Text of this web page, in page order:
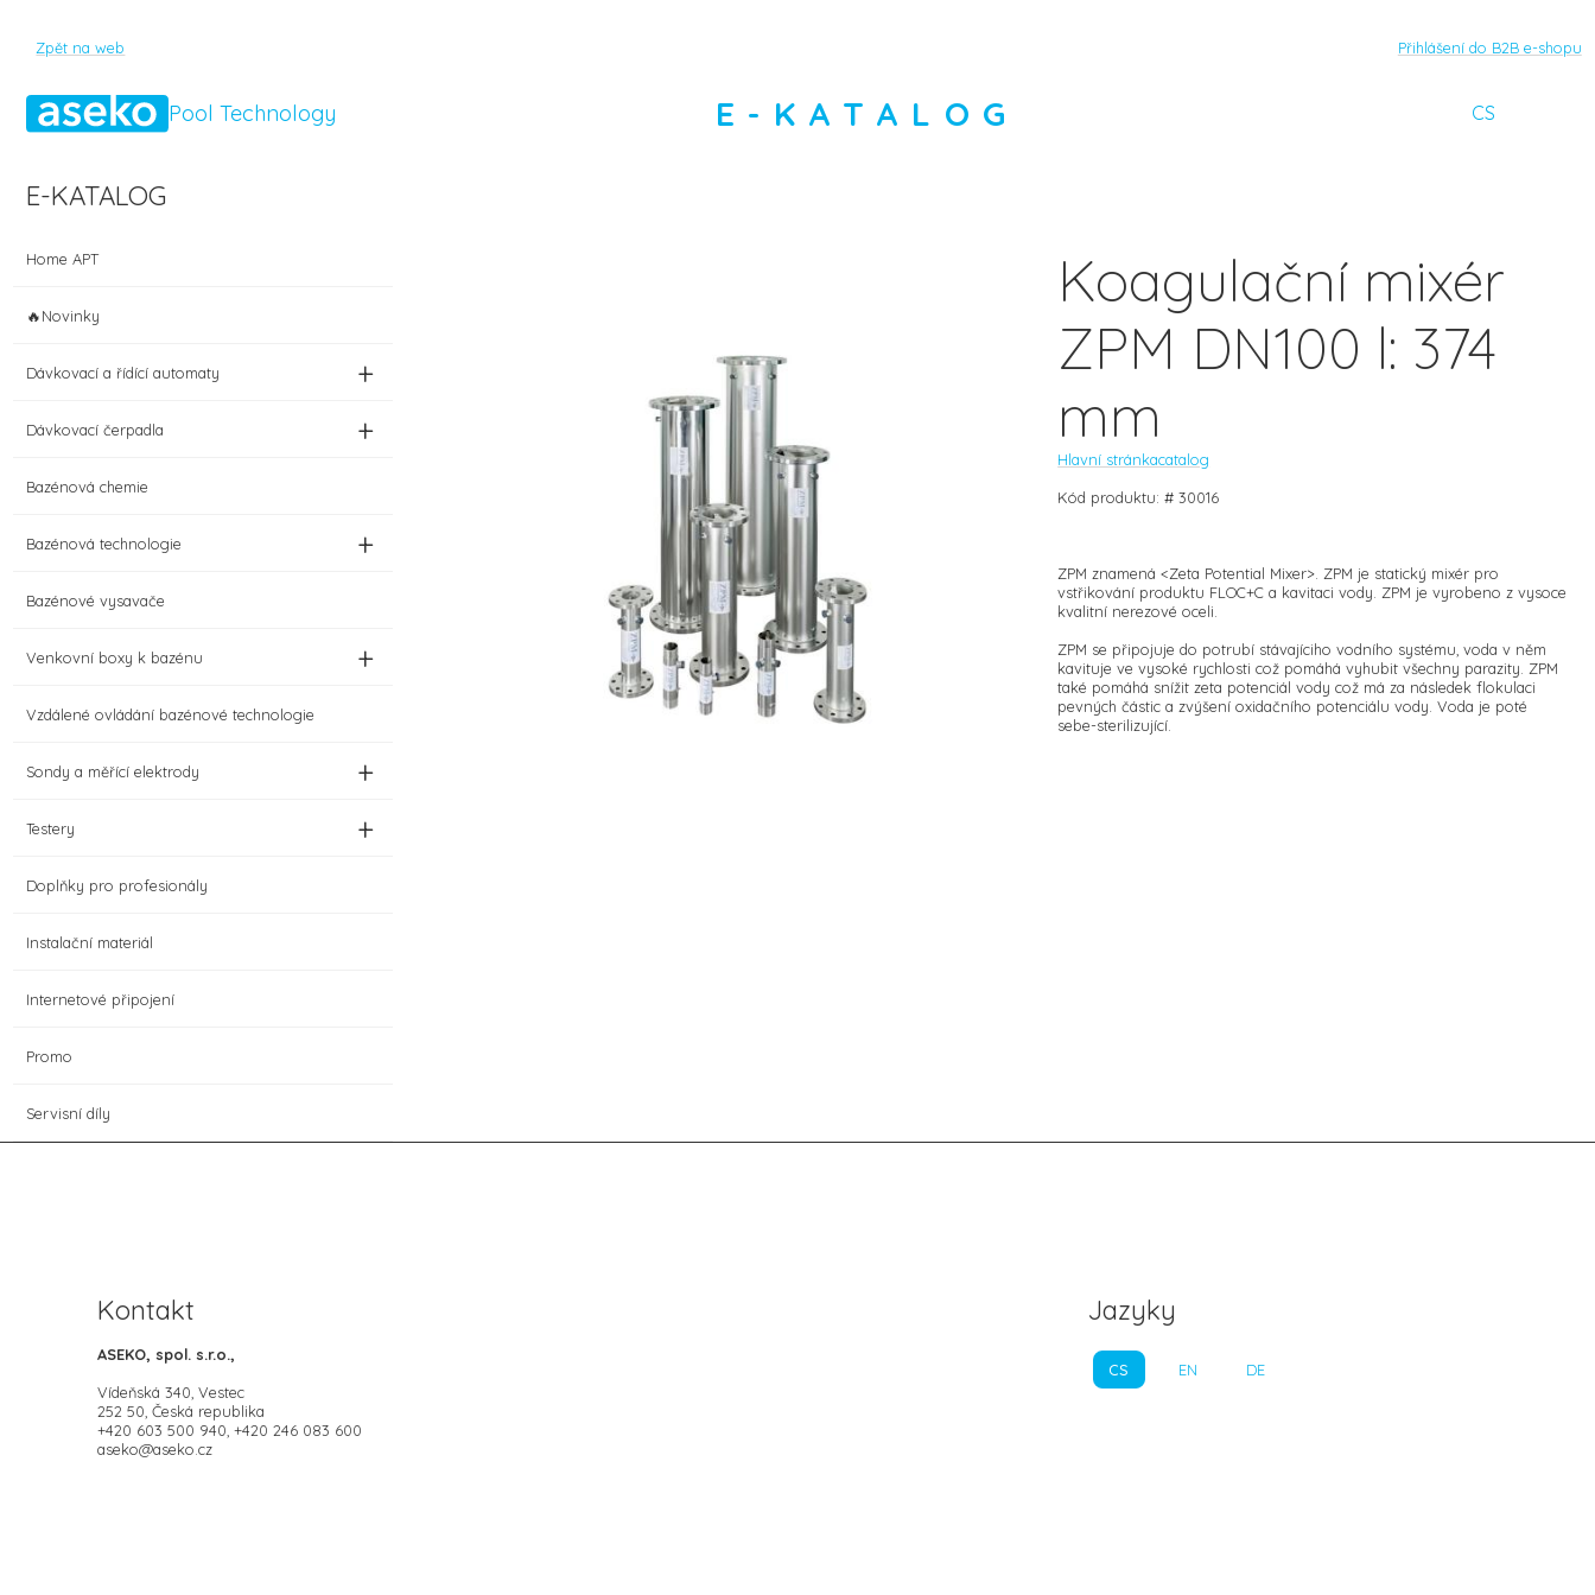
Zpět na web Přihlášení do B2B e-shopu
Pool Technology E-KATALOG CS
E-KATALOG
Home APT
🔥Novinky
Dávkovací a řídící automaty +
Dávkovací čerpadla +
Bazénová chemie
Bazénová technologie +
Bazénové vysavače
Venkovní boxy k bazénu +
Vzdálené ovládání bazénové technologie
Sondy a měřící elektrody +
Testery +
Doplňky pro profesionály
Instalační materiál
Internetové připojení
Promo
Servisní díly
Koagulační mixér
ZPM DN100 l: 374
mm
Hlavní stránkacatalog
Kód produktu: # 30016
ZPM znamená <Zeta Potential Mixer>. ZPM je statický mixér pro
vstřikování produktu FLOC+C a kavitaci vody. ZPM je vyrobeno z vysoce
kvalitní nerezové oceli.
ZPM se připojuje do potrubí stávajíciho vodního systému, voda v něm
kavituje ve vysoké rychlosti což pomáhá vyhubit všechny parazity. ZPM
také pomáhá snížit zeta potenciál vody což má za následek flokulaci
pevných částic a zvýšení oxidačního potenciálu vody. Voda je poté
sebe-sterilizující.
Kontakt
ASEKO, spol. s.r.o.,
Vídeňská 340, Vestec
252 50, Česká republika
+420 603 500 940, +420 246 083 600
aseko@aseko.cz
Jazyky
CS EN DE